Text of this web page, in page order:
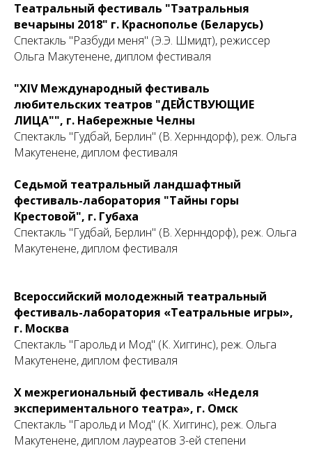
Театральный фестиваль "Тэатральныя
вечарыны 2018" г. Краснополье (Беларусь)
Спектакль "Разбуди меня" (Э.Э. Шмидт), режиссер
Ольга Макутенене, диплом фестиваля
"ХIV Международный фестиваль
любительских театров "ДЕЙСТВУЮЩИЕ
ЛИЦА"", г. Набережные Челны
Спектакль "Гудбай, Берлин" (В. Хернндорф), реж. Ольга
Макутенене, диплом фестиваля
Седьмой театральный ландшафтный
фестиваль-лаборатория "Тайны горы
Крестовой", г. Губаха
Спектакль "Гудбай, Берлин" (В. Хернндорф), реж. Ольга
Макутенене, диплом фестиваля
Всероссийский молодежный театральный
фестиваль-лаборатория «Театральные игры»,
г. Москва
Спектакль "Гарольд и Мод" (К. Хиггинс), реж. Ольга
Макутенене, диплом фестиваля
X межрегиональный фестиваль «Неделя
экспериментального театра», г. Омск
Спектакль "Гарольд и Мод" (К. Хиггинс), реж. Ольга
Макутенене, диплом лауреатов 3-ей степени